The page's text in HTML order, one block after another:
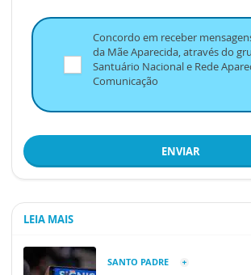
Concordo em receber
da Mãe Aparecida, através do
Santuário Nacional e Rede
Comunicação
ENVIAR
LEIA MAIS
SANTO PADRE